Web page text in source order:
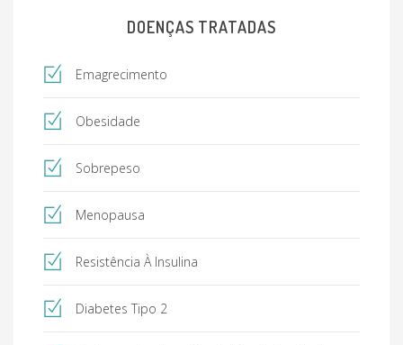
DOENÇAS TRATADAS
Emagrecimento
Obesidade
Sobrepeso
Menopausa
Resistência À Insulina
Diabetes Tipo 2